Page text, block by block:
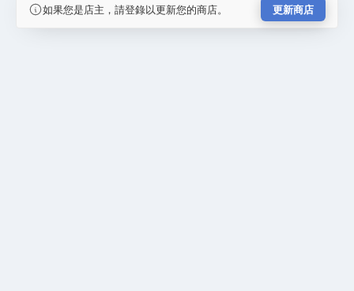
如果您是店主，請登錄以更新您的商店。 更新商店